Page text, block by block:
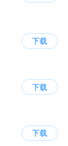
下载
下载
下载